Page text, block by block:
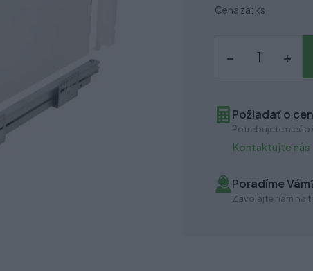
Cena za: ks
– +
Požiadať o
Potrebujete niečo
Kontaktujte nás
Poradíme
Zavolajte nám na